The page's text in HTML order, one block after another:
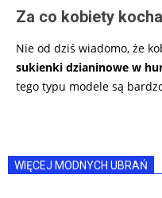
Za co kobiety
Nie od dziś wiadomo, że
sukienki dzianinowe w
tego typu modele są
WIĘCEJ MODNYCH UBRAŃ